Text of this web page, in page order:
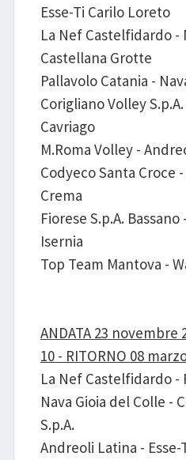
Esse-Ti Carilo Loreto
La Nef Castelfidardo
Castellana Grotte
Pallavolo Catania -
Corigliano Volley
Cavriago
M.Roma Volley -
Codyeco Santa Croce
Crema
Fiorese S.p.A.
Isernia
Top Team Mantova -
ANDATA 23 novembre
10 - RITORNO 08
La Nef Castelfidardo -
Nava Gioia del Colle -
S.p.A.
Andreoli Latina -